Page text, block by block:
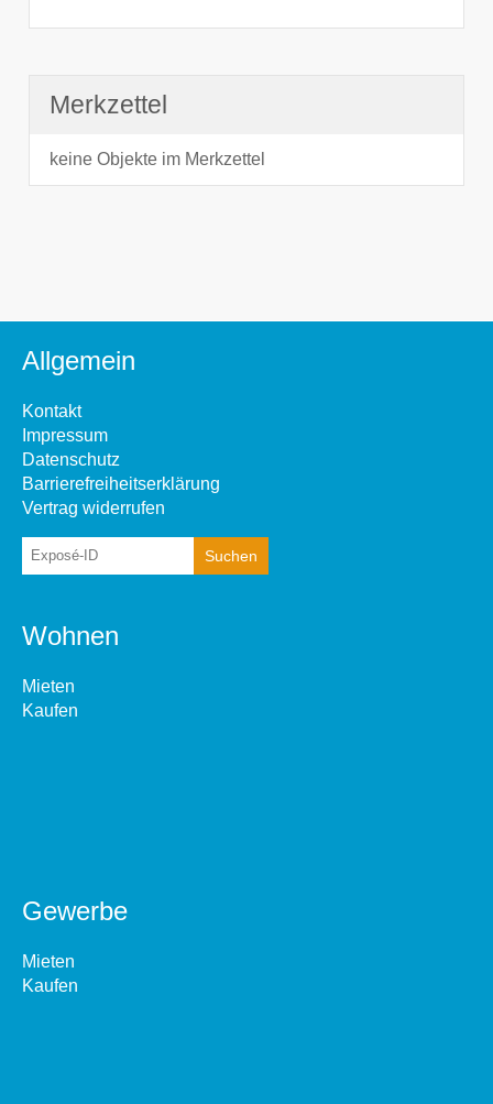
Merkzettel
keine Objekte im Merkzettel
Allgemein
Kontakt
Impressum
Datenschutz
Barrierefreiheitserklärung
Vertrag widerrufen
Wohnen
Mieten
Kaufen
Gewerbe
Mieten
Kaufen